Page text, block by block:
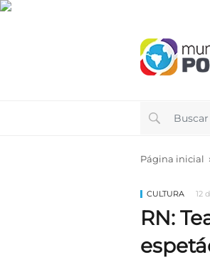
Página inicial
CULTURA 12
RN: